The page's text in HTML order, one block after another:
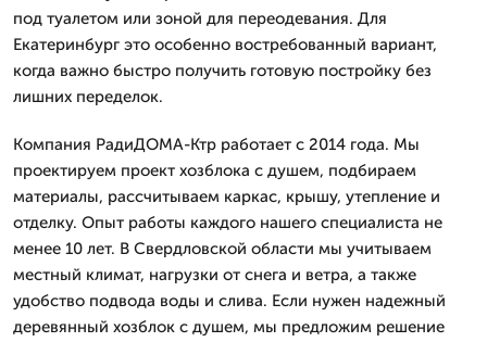
под туалетом или зоной для переодевания. Для
Екатеринбург это особенно востребованный вариант,
когда важно быстро получить готовую постройку без
лишних переделок.
Компания РадиДОМА-Ктр работает с 2014 года. Мы
проектируем проект хозблока с душем, подбираем
материалы, рассчитываем каркас, крышу, утепление и
отделку. Опыт работы каждого нашего специалиста не
менее 10 лет. В Свердловской области мы учитываем
местный климат, нагрузки от снега и ветра, а также
удобство подвода воды и слива. Если нужен надежный
деревянный хозблок с душем, мы предложим решение